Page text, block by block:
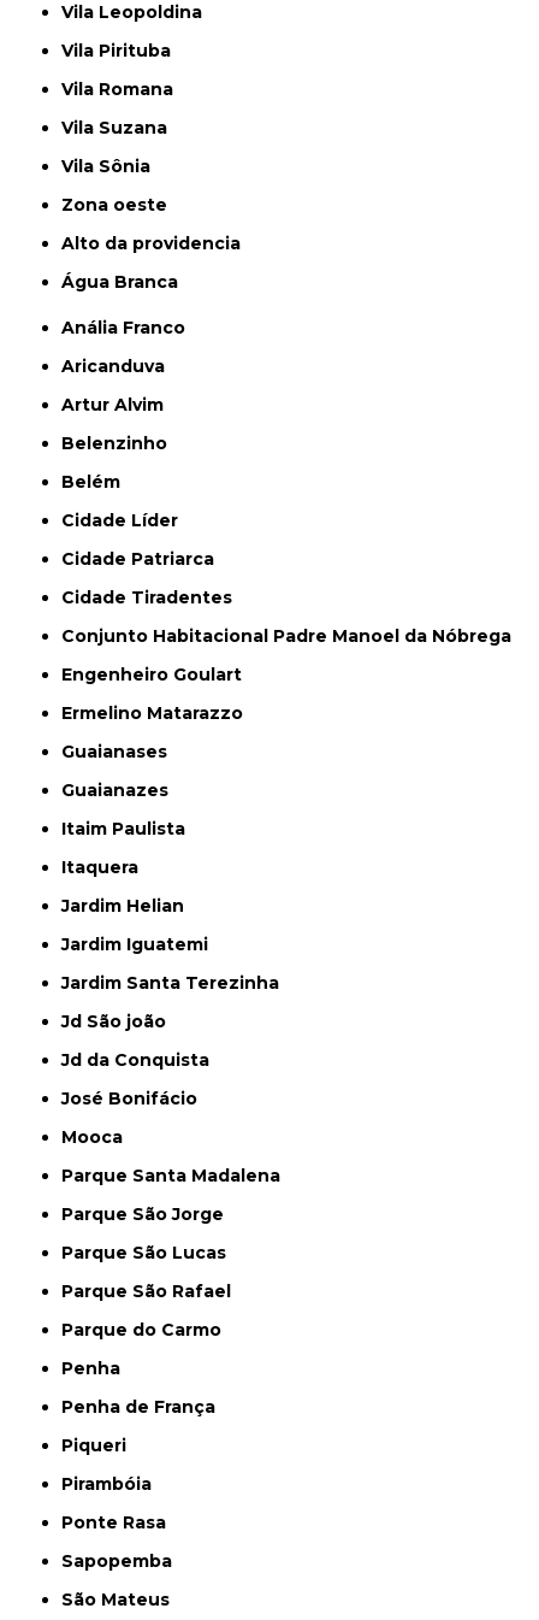
Vila Leopoldina
Vila Pirituba
Vila Romana
Vila Suzana
Vila Sônia
Zona oeste
alto da providencia
Água Branca
Anália Franco
Aricanduva
Artur Alvim
Belenzinho
Belém
Cidade Líder
Cidade Patriarca
Cidade Tiradentes
Conjunto Habitacional Padre Manoel da Nóbrega
Engenheiro Goulart
Ermelino Matarazzo
Guaianases
Guaianazes
Itaim Paulista
Itaquera
Jardim Helian
Jardim Iguatemi
Jardim Santa Terezinha
Jd São joão
Jd da Conquista
José Bonifácio
Mooca
Parque Santa Madalena
Parque São Jorge
Parque São Lucas
Parque São Rafael
Parque do Carmo
Penha
Penha de França
Piqueri
Pirambóia
Ponte Rasa
Sapopemba
São Mateus